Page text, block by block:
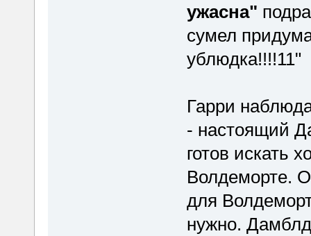
ужасна"
сумел
ублюдка!!!!11"
Гарри
- настоящий
готов искать
Волдеморте.
для
нужно.